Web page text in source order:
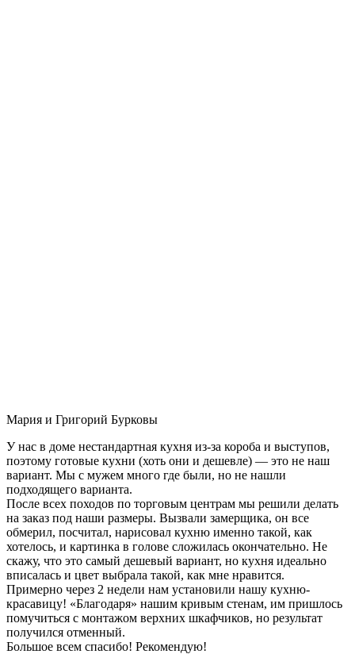
Мария и Григорий Бурковы
У нас в доме нестандартная кухня из-за короба и выступов,
поэтому готовые кухни (хоть они и дешевле) — это не наш
вариант. Мы с мужем много где были, но не нашли
подходящего варианта.
После всех походов по торговым центрам мы решили делать
на заказ под наши размеры. Вызвали замерщика, он все
обмерил, посчитал, нарисовал кухню именно такой, как
хотелось, и картинка в голове сложилась окончательно. Не
скажу, что это самый дешевый вариант, но кухня идеально
вписалась и цвет выбрала такой, как мне нравится.
Примерно через 2 недели нам установили нашу кухню-
красавицу! «Благодаря» нашим кривым стенам, им пришлось
помучиться с монтажом верхних шкафчиков, но результат
получился отменный.
Большое всем спасибо! Рекомендую!